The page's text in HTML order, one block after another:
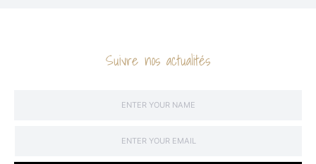
Suivre nos actualités